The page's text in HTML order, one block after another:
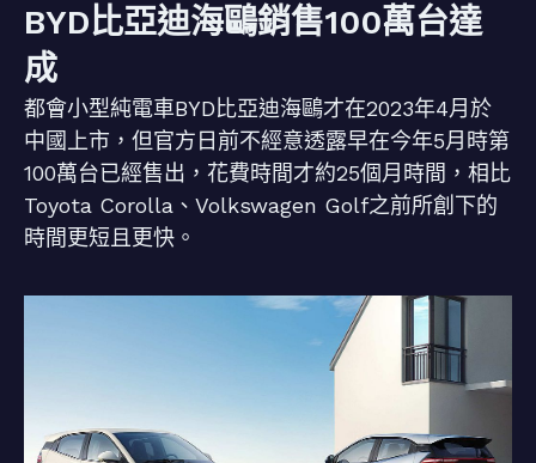
BYD比亞迪海鷗銷售100萬台達
成
都會小型純電車BYD比亞迪海鷗才在2023年4月於
中國上市，但官方日前不經意透露早在今年5月時第
100萬台已經售出，花費時間才約25個月時間，相比
Toyota Corolla、Volkswagen Golf之前所創下的
時間更短且更快。